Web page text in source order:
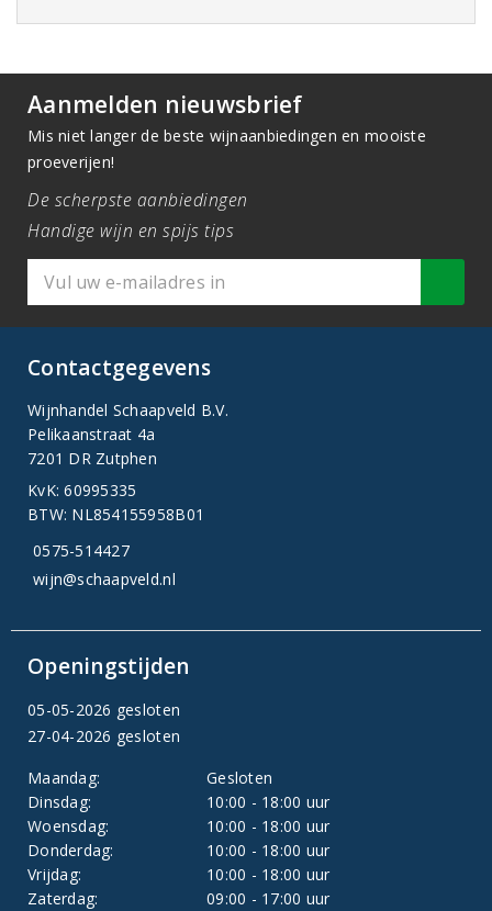
Aanmelden nieuwsbrief
Mis niet langer de beste wijnaanbiedingen en mooiste
proeverijen!
De scherpste aanbiedingen
Handige wijn en spijs tips
Contactgegevens
Wijnhandel Schaapveld B.V.
Pelikaanstraat 4a
7201 DR Zutphen
KvK: 60995335
BTW: NL854155958B01
0575-514427
wijn@schaapveld.nl
Openingstijden
05-05-2026 gesloten
27-04-2026 gesloten
Maandag:
Gesloten
Dinsdag:
10:00 - 18:00 uur
Woensdag:
10:00 - 18:00 uur
Donderdag:
10:00 - 18:00 uur
Vrijdag:
10:00 - 18:00 uur
Zaterdag:
09:00 - 17:00 uur